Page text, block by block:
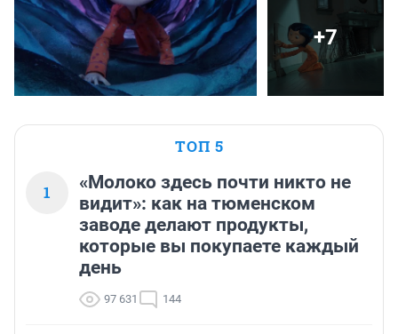
+7
ТОП 5
1
«Молоко здесь почти никто не
видит»: как на тюменском
заводе делают продукты,
которые вы покупаете каждый
день
97 631 144